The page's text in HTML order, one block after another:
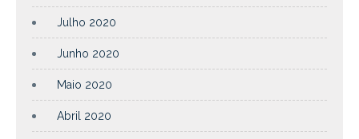
Julho 2020
Junho 2020
Maio 2020
Abril 2020